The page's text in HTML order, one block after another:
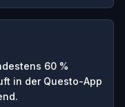
60 %
in der Questo-App